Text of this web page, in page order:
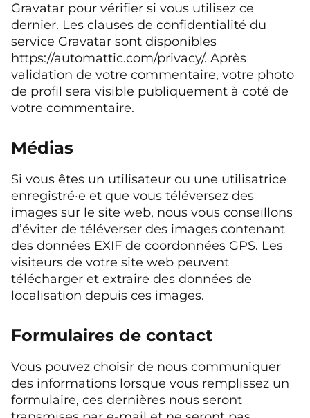
Gravatar pour vérifier si vous utilisez ce
dernier. Les clauses de confidentialité du
service Gravatar sont disponibles
https://automattic.com/privacy/. Après
validation de votre commentaire, votre photo
de profil sera visible publiquement à coté de
votre commentaire.
Médias
Si vous êtes un utilisateur ou une utilisatrice
enregistré·e et que vous téléversez des
images sur le site web, nous vous conseillons
d’éviter de téléverser des images contenant
des données EXIF de coordonnées GPS. Les
visiteurs de votre site web peuvent
télécharger et extraire des données de
localisation depuis ces images.
Formulaires de contact
Vous pouvez choisir de nous communiquer
des informations lorsque vous remplissez un
formulaire, ces dernières nous seront